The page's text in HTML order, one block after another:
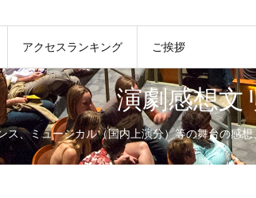
アクセスランキング ご挨拶
演劇感想文
ス、ミュージカル（国内上演分）等の舞台の感